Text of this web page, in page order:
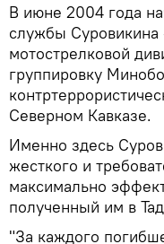
В июне 2004 года
службы Суровикина
мотострелковой
группировку
Северном Кавказе.
Именно здесь
жесткого и
максимально
полученный им в
"За каждого